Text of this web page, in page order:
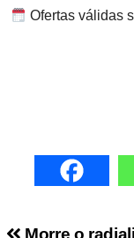
Ofertas válidas